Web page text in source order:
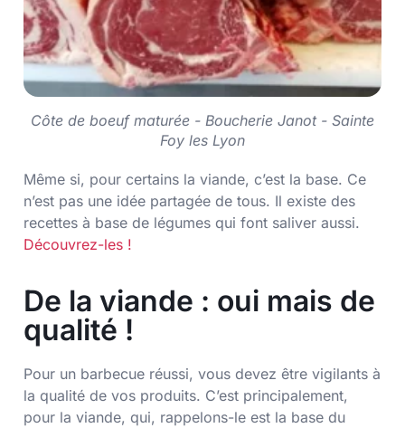
Côte de boeuf maturée - Boucherie Janot - Sainte
Foy les Lyon
Même si, pour certains la viande, c’est la base. Ce
n’est pas une idée partagée de tous. Il existe des
recettes à base de légumes qui font saliver aussi.
Découvrez-les !
De la viande : oui mais de
qualité !
Pour un barbecue réussi, vous devez être vigilants à
la qualité de vos produits. C’est principalement,
pour la viande, qui, rappelons-le est la base du